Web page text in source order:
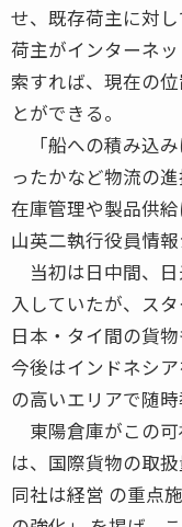
せ、既存荷主に対し
荷主がインターネ
索すれば、現在の
とができる。
「船への積み込
ったかなど物流の
在庫管理や製品供
山英二執行役員情
当初は日中間、
入していたが、ス
日本・タイ間の貨
今後はインドネシ
の高いエリアで随時
東陽倉庫がこの
は、国際貨物の取扱
同社は経営 の重点